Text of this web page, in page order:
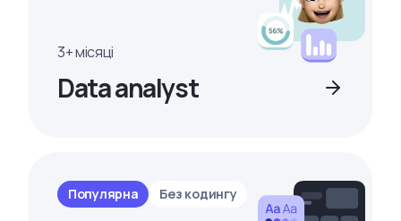
3+ місяці
Data analyst
Популярна Без кодингу